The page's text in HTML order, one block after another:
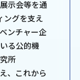
示会等を通
ングを支え
ンチャー企
る公的機
所
、これから